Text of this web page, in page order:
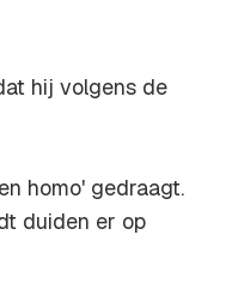
hij volgens de
homo' gedraagt.
duiden er op